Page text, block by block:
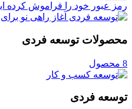
رمز عبور خود را فراموش کرده
محصولات توسعه فردی
8 محصول
توسعه فردی